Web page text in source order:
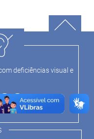
deficiências visual e